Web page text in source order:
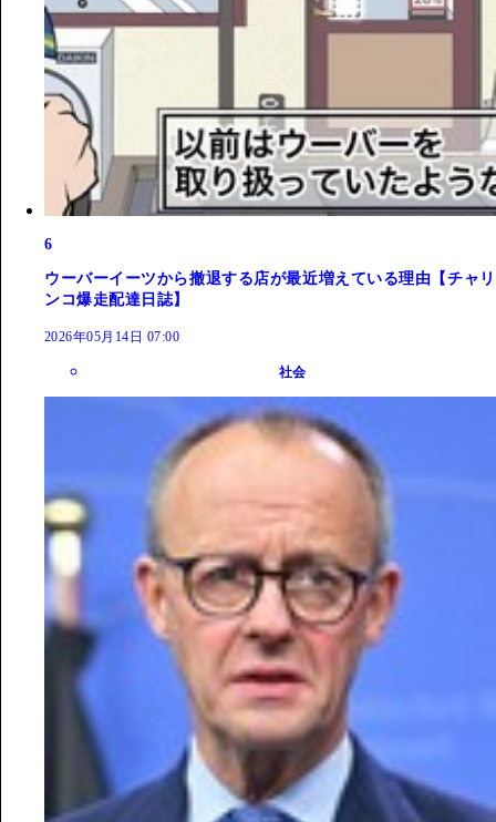
6
ウーバーイーツから撤退する店が最近増えている理由【チャリ
ンコ爆走配達日誌】
2026年05月14日 07:00
社会